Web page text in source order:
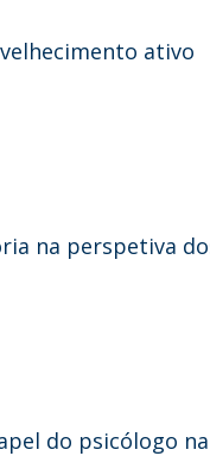
ativo
na perspetiva
do psicólogo